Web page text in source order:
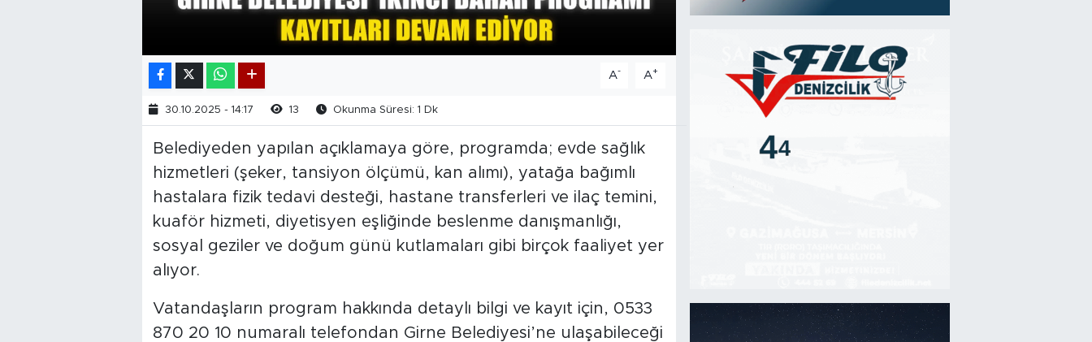
A- A+
30.10.2025 - 14:17 13 Okunma Süresi: 1 Dk
Belediyeden yapılan açıklamaya göre, programda; evde sağlık
hizmetleri (şeker, tansiyon ölçümü, kan alımı), yatağa bağımlı
hastalara fizik tedavi desteği, hastane transferleri ve ilaç temini,
kuaför hizmeti, diyetisyen eşliğinde beslenme danışmanlığı,
sosyal geziler ve doğum günü kutlamaları gibi birçok faaliyet yer
alıyor.
Vatandaşların program hakkında detaylı bilgi ve kayıt için, 0533
870 20 10 numaralı telefondan Girne Belediyesi’ne ulaşabileceği